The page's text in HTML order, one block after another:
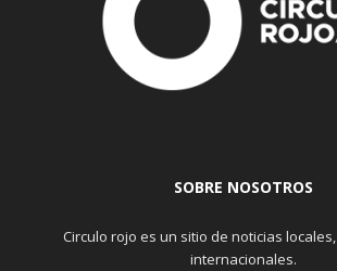
SOBRE NOSOTROS
Circulo rojo es un sitio de noticias
internacionales.